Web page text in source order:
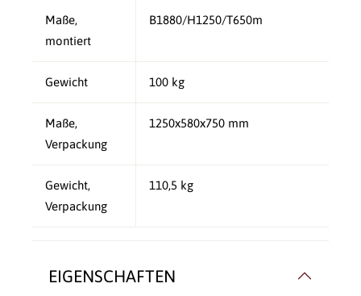
Maße,
montiert
B1880/H1250/T650m
Gewicht 100 kg
Maße,
Verpackung
1250x580x750 mm
Gewicht,
Verpackung
110,5 kg
EIGENSCHAFTEN